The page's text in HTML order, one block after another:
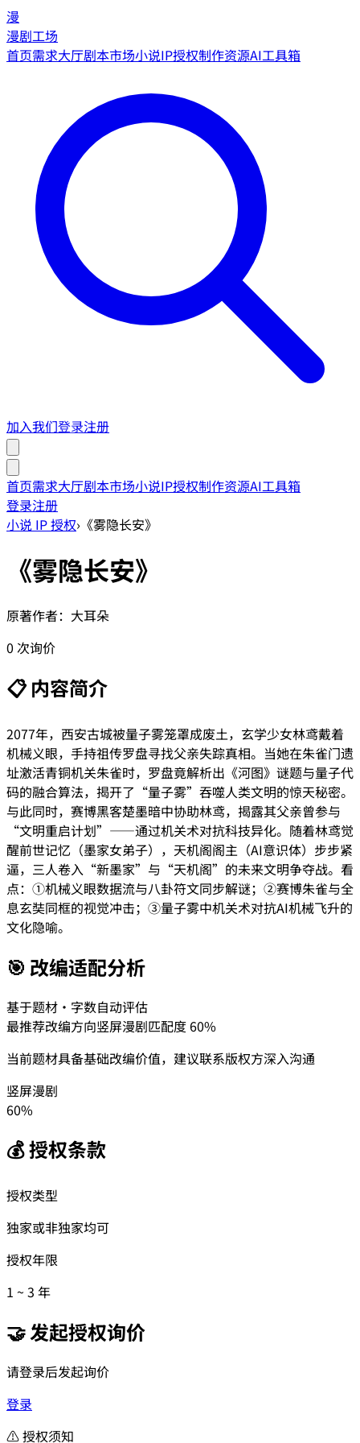
漫
漫剧工场
首页需求大厅剧本市场小说IP授权制作资源AI工具箱
加入我们登录注册
首页需求大厅剧本市场小说IP授权制作资源AI工具箱
登录注册
小说 IP 授权› 《雾隐长安》
《雾隐长安》
原著作者： 大耳朵
0 次询价
📋 内容简介
2077年，西安古城被量子雾笼罩成废土，玄学少女林鸢戴着
机械义眼，手持祖传罗盘寻找父亲失踪真相。当她在朱雀门遗
址激活青铜机关朱雀时，罗盘竟解析出《河图》谜题与量子代
码的融合算法，揭开了“量子雾”吞噬人类文明的惊天秘密。
与此同时，赛博黑客楚墨暗中协助林鸢，揭露其父亲曾参与
“文明重启计划”——通过机关术对抗科技异化。随着林鸢觉
醒前世记忆（墨家女弟子），天机阁阁主（AI意识体）步步紧
逼，三人卷入“新墨家”与“天机阁”的未来文明争夺战。看
点：①机械义眼数据流与八卦符文同步解谜；②赛博朱雀与全
息玄奘同框的视觉冲击；③量子雾中机关术对抗AI机械飞升的
文化隐喻。
🎯 改编适配分析
基于题材·字数自动评估
最推荐改编方向竖屏漫剧匹配度60%
当前题材具备基础改编价值，建议联系版权方深入沟通
竖屏漫剧
60%
💰 授权条款
授权类型
独家或非独家均可
授权年限
1 ~ 3 年
🤝 发起授权询价
请登录后发起询价
登录
⚠️ 授权须知